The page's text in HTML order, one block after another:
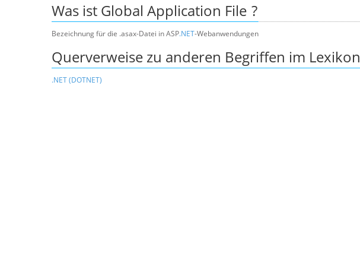
Was ist Global Application File ?
Bezeichnung für die .asax-Datei in ASP.NET-Webanwendungen
Querverweise zu anderen Begriffen im Lexikon
.NET (DOTNET)